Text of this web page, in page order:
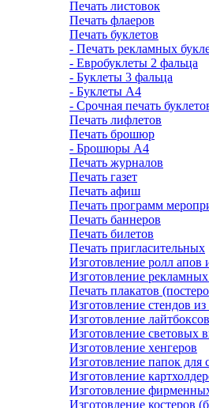
Печать листовок
Печать флаеров
Печать буклетов
- Печать рекламных
- Евробуклеты 2 фальца
- Буклеты 3 фальца
- Буклеты А4
- Срочная печать
Печать лифлетов
Печать брошюр
- Брошюры А4
Печать журналов
Печать газет
Печать афиш
Печать программ
Печать баннеров
Печать билетов
Печать пригласительных
Изготовление ролл апов
Изготовление
Печать плакатов
Изготовление стендов из
Изготовление лайтбоксов
Изготовление световых
Изготовление хенгеров
Изготовление папок для
Изготовление
Изготовление
Изготовление костеров